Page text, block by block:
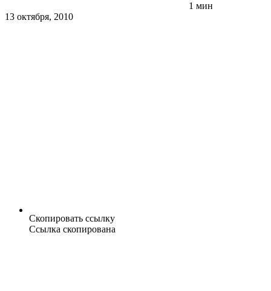
1 мин
13 октября, 2010
Скопировать ссылку
Ссылка скопирована